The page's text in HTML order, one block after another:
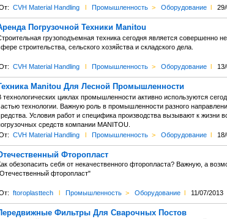
CVH Material Handling l Промышленность > Оборудование l
Погрузочной Техники Manitou
грузоподъемная техника сегодня является совершенно
строительства, сельского хозяйства и складского дела.
CVH Material Handling l Промышленность > Оборудование l
Manitou Для Лесной Промышленности
технологических циклах промышленности активно используются
технологии. Важную роль в промышленности разного
Условия работ и специфика производства вызывают к
средств компании MANITOU.
CVH Material Handling l Промышленность > Оборудование l
Фторопласт
обезопасить себя от некачественного фторопласта? Важную, а
фторопласт"
ftoroplasttech l Промышленность > Оборудование l 11/07/2013
Фильтры Для Сварочных Постов